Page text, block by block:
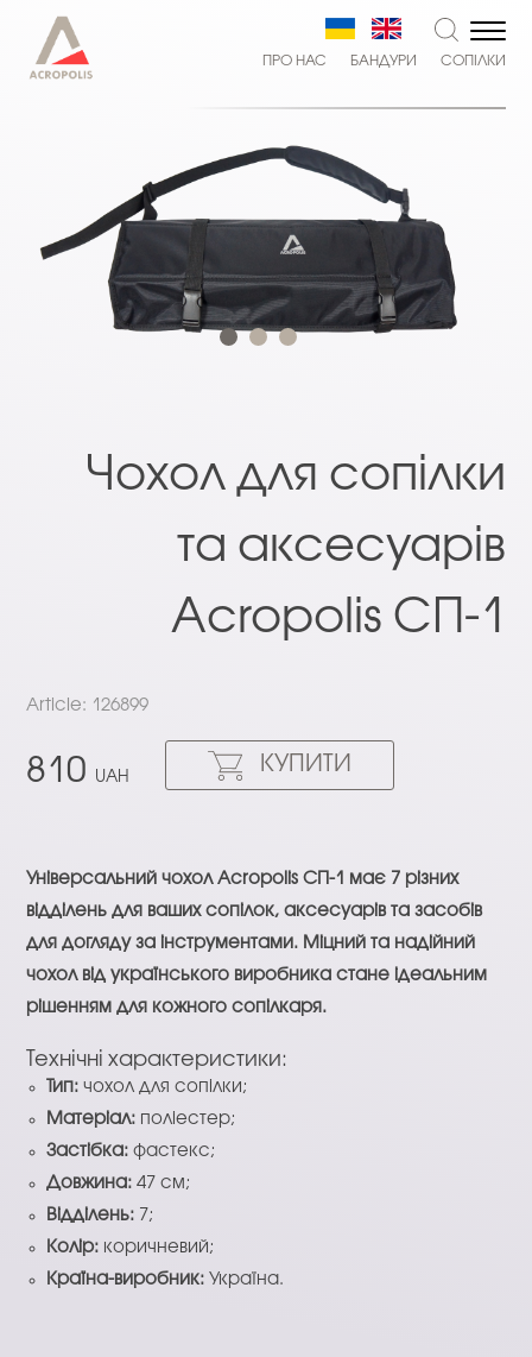
СОПІЛКИ
БАНДУРИ
ПРО НАС
Чохол для сопілки
та аксесуарів
Acropolis СП-1
Article: 126899
810 UAH
КУПИТИ
Універсальний чохол Acropolis СП-1 має 7 різних
відділень для ваших сопілок, аксесуарів та засобів
для догляду за інструментами. Міцний та надійний
чохол від українського виробника стане ідеальним
рішенням для кожного сопілкаря.
Технічні характеристики:
Тип: чохол для сопілки;
Матеріал: поліестер;
Застібка: фастекс;
Довжина: 47 см;
Відділень: 7;
Колір: коричневий;
Країна-виробник: Україна.